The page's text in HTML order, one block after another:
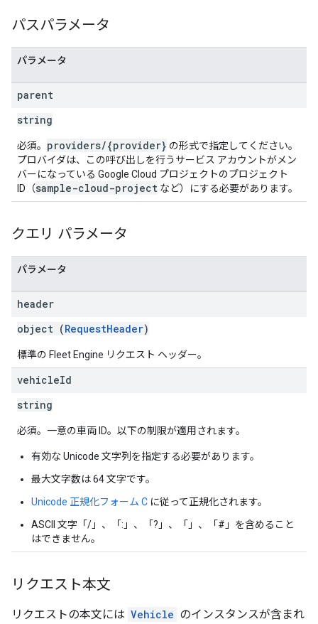
パスパラメータ
パラメータ
parent
string
必須。 providers/{provider} の形式で指定してください。
プロバイダは、この呼び出しを行うサービス アカウントがメン
バーになっている Google Cloud プロジェクトのプロジェクト
ID（sample-cloud-project など）にする必要があります。
クエリ パラメータ
パラメータ
header
object (RequestHeader)
標準の Fleet Engine リクエスト ヘッダー。
vehicleId
string
必須。一意の車両 ID。以下の制限が適用されます。
有効な Unicode 文字列を指定する必要があります。
最大文字数は 64 文字です。
Unicode 正規化フォーム C に従って正規化されます。
ASCII 文字「/」、「:」、「?」、「」、「#」を含めること
はできません。
リクエスト本文
リクエストの本文には Vehicle のインスタンスが含まれ